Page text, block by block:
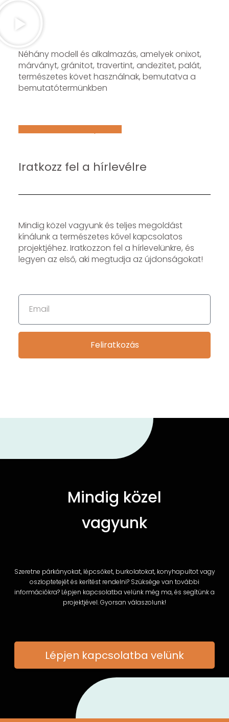
Néhány modell és alkalmazás, amelyek onixot,
márványt, gránitot, travertint, andezitet, palát,
természetes követ használnak, bemutatva a
bemutatótermünkben
Află mai multe despre noi
Iratkozz fel a hírlevélre
Mindig közel vagyunk és teljes megoldást
kínálunk a természetes kővel kapcsolatos
projektjéhez. Iratkozzon fel a hírlevelünkre, és
legyen az első, aki megtudja az újdonságokat!
Feliratkozás
Mindig közel
vagyunk
Szeretne párkányokat, lépcsőket, burkolatokat, konyhapultot vagy
oszloptetejét és kerítést rendelni? Szüksége van további
információkra? Lépjen kapcsolatba velünk még ma, és segítünk a
projektjével. Gyorsan válaszolunk!
Lépjen kapcsolatba velünk